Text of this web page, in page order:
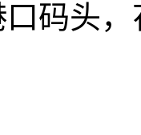
码头